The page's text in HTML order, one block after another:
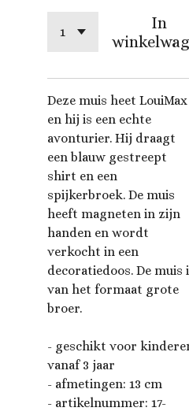
In
Deze muis heet LouiMax
en hij is een echte
avonturier. Hij draagt ​​
een blauw gestreept
shirt en een
spijkerbroek. De muis
heeft magneten in zijn
handen en wordt
verkocht in een
decoratiedoos. De muis
van het formaat grote
broer.
- geschikt voor
vanaf 3 jaar
- afmetingen: 13 cm
- artikelnummer: 17-